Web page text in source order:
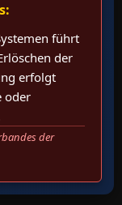
führt
der
erfolgt
oder
der